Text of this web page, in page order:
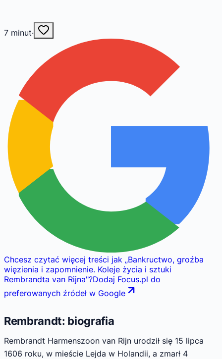
7 minut·
Chcesz czytać więcej treści jak „Bankructwo, groźba
więzienia i zapomnienie. Koleje życia i sztuki
Rembrandta van Rijna"?Dodaj Focus.pl do
preferowanych źródeł w Google
Rembrandt: biografia
Rembrandt Harmenszoon van Rijn urodził się 15 lipca
1606 roku, w mieście Lejda w Holandii, a zmarł 4